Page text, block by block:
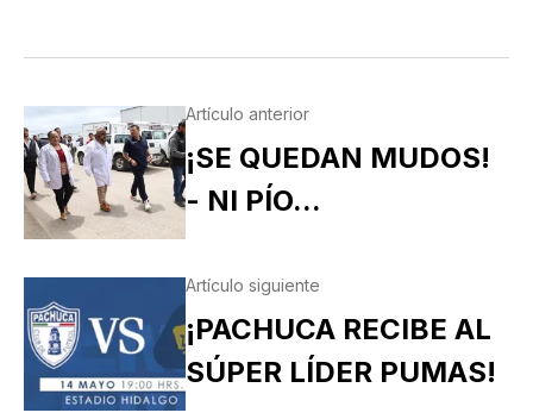
Artículo anterior
¡SE QUEDAN MUDOS!
- NI PÍO...
Artículo siguiente
¡PACHUCA RECIBE AL
SÚPER LÍDER PUMAS!